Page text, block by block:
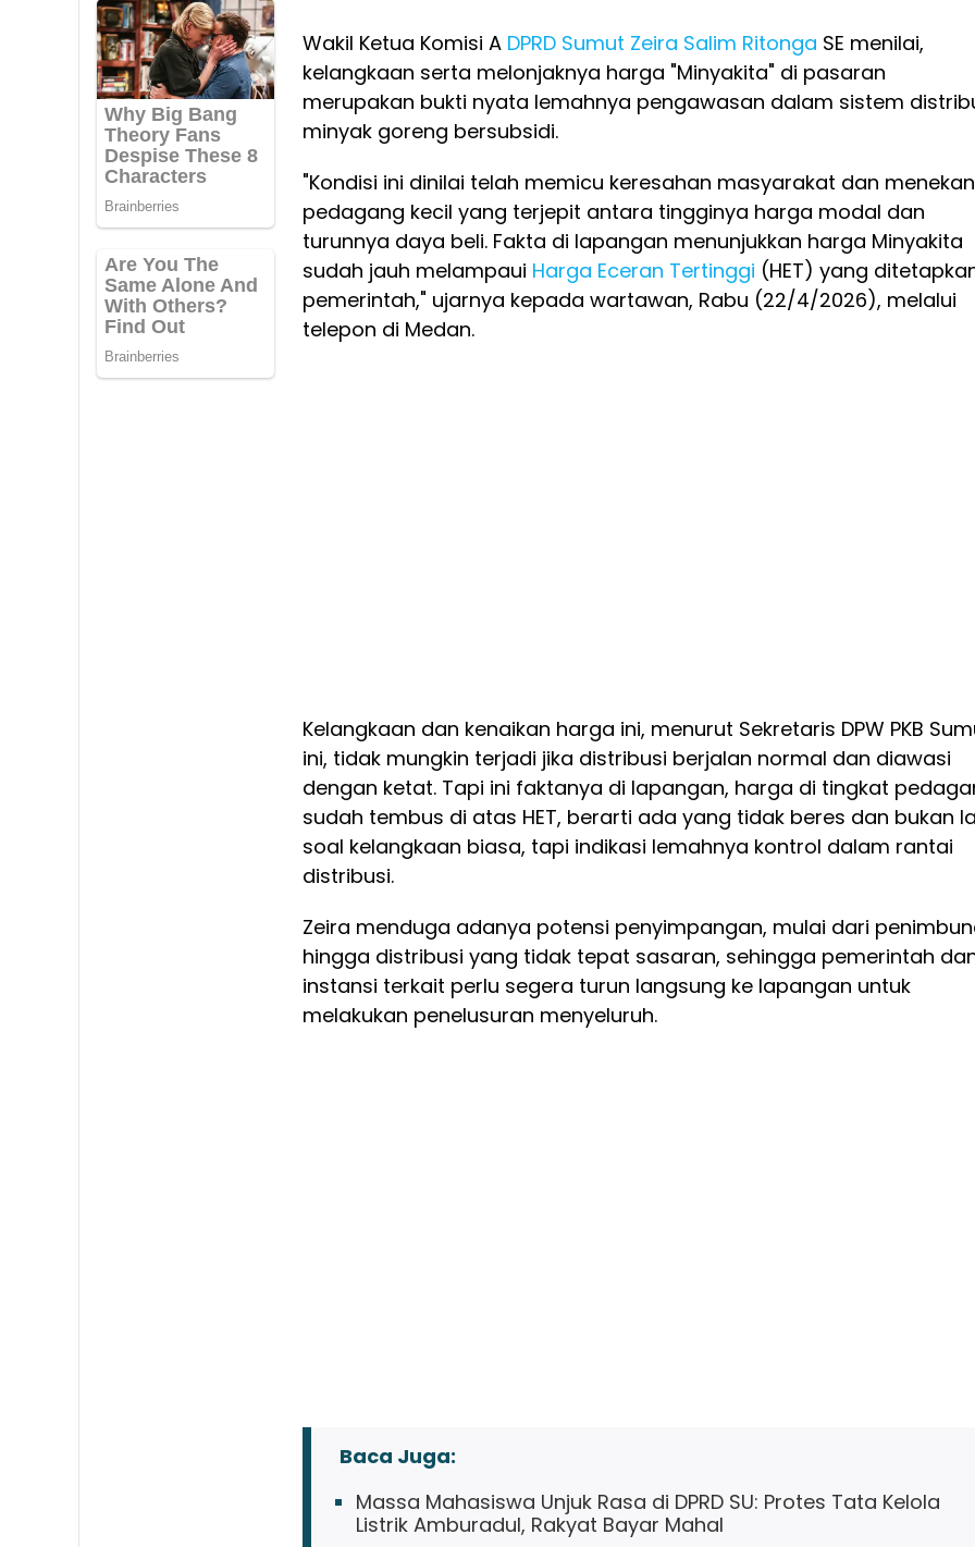
Wakil Ketua Komisi A DPRD Sumut Zeira Salim Ritonga SE menilai,
kelangkaan serta melonjaknya harga "Minyakita" di pasaran
merupakan bukti nyata lemahnya pengawasan dalam sistem
minyak goreng bersubsidi.
"Kondisi ini dinilai telah memicu keresahan masyarakat dan menekan
pedagang kecil yang terjepit antara tingginya harga modal dan
turunnya daya beli. Fakta di lapangan menunjukkan harga Minyakita
sudah jauh melampaui Harga Eceran Tertinggi (HET) yang
pemerintah," ujarnya kepada wartawan, Rabu (22/4/2026), melalui
telepon di Medan.
Kelangkaan dan kenaikan harga ini, menurut Sekretaris DPW PKB
ini, tidak mungkin terjadi jika distribusi berjalan normal dan diawasi
dengan ketat. Tapi ini faktanya di lapangan, harga di tingkat
sudah tembus di atas HET, berarti ada yang tidak beres dan bukan
soal kelangkaan biasa, tapi indikasi lemahnya kontrol dalam rantai
distribusi.
Zeira menduga adanya potensi penyimpangan, mulai dari
hingga distribusi yang tidak tepat sasaran, sehingga pemerintah
instansi terkait perlu segera turun langsung ke lapangan untuk
melakukan penelusuran menyeluruh.
Baca Juga:
Massa Mahasiswa Unjuk Rasa di DPRD SU: Protes Tata Kelola
Listrik Amburadul, Rakyat Bayar Mahal